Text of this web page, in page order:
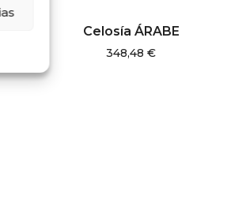
AÑADIR AL CARRITO
Celosía ÁRABE
348,48€